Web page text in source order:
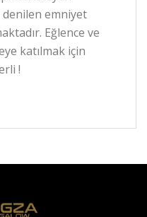
emniyet
Eğlence ve
katılmak için
!